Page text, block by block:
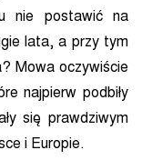
nie postawić na
lata, a przy tym
Mowa oczywiście
najpierw podbiły
się prawdziwym
i Europie.